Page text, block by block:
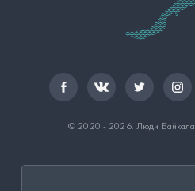
© 2020 - 2026. Люди Байкала